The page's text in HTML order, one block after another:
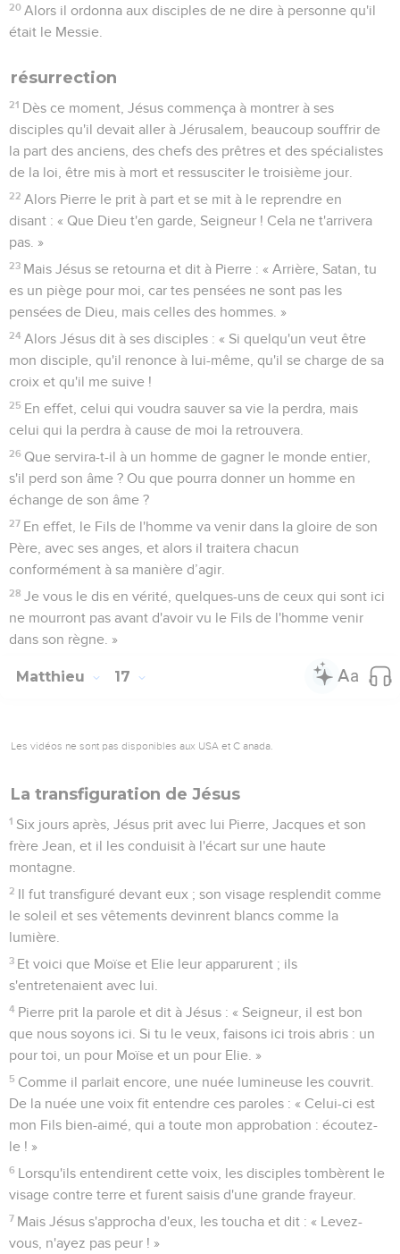
20 Alors il ordonna aux disciples de ne dire à personne qu'il
était le Messie.
résurrection
21 Dès ce moment, Jésus commença à montrer à ses
disciples qu'il devait aller à Jérusalem, beaucoup souffrir de
la part des anciens, des chefs des prêtres et des spécialistes
de la loi, être mis à mort et ressusciter le troisième jour.
22 Alors Pierre le prit à part et se mit à le reprendre en
disant : « Que Dieu t'en garde, Seigneur ! Cela ne t'arrivera
pas. »
23 Mais Jésus se retourna et dit à Pierre : « Arrière, Satan, tu
es un piège pour moi, car tes pensées ne sont pas les
pensées de Dieu, mais celles des hommes. »
24 Alors Jésus dit à ses disciples : « Si quelqu'un veut être
mon disciple, qu'il renonce à lui-même, qu'il se charge de sa
croix et qu'il me suive !
25 En effet, celui qui voudra sauver sa vie la perdra, mais
celui qui la perdra à cause de moi la retrouvera.
26 Que servira-t-il à un homme de gagner le monde entier,
s'il perd son âme ? Ou que pourra donner un homme en
échange de son âme ?
27 En effet, le Fils de l'homme va venir dans la gloire de son
Père, avec ses anges, et alors il traitera chacun
conformément à sa manière d’agir.
28 Je vous le dis en vérité, quelques-uns de ceux qui sont ici
ne mourront pas avant d'avoir vu le Fils de l'homme venir
dans son règne. »
Matthieu 17
Les vidéos ne sont pas disponibles aux USA et C anada.
La transfiguration de Jésus
1 Six jours après, Jésus prit avec lui Pierre, Jacques et son
frère Jean, et il les conduisit à l'écart sur une haute
montagne.
2 Il fut transfiguré devant eux ; son visage resplendit comme
le soleil et ses vêtements devinrent blancs comme la
lumière.
3 Et voici que Moïse et Elie leur apparurent ; ils
s'entretenaient avec lui.
4 Pierre prit la parole et dit à Jésus : « Seigneur, il est bon
que nous soyons ici. Si tu le veux, faisons ici trois abris : un
pour toi, un pour Moïse et un pour Elie. »
5 Comme il parlait encore, une nuée lumineuse les couvrit.
De la nuée une voix fit entendre ces paroles : « Celui-ci est
mon Fils bien-aimé, qui a toute mon approbation : écoutez-
le ! »
6 Lorsqu'ils entendirent cette voix, les disciples tombèrent le
visage contre terre et furent saisis d'une grande frayeur.
7 Mais Jésus s'approcha d'eux, les toucha et dit : « Levez-
vous, n'ayez pas peur ! »